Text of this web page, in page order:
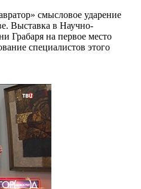
смысловое ударение
Выставка в Научно-
Грабаря на первое место
специалистов этого